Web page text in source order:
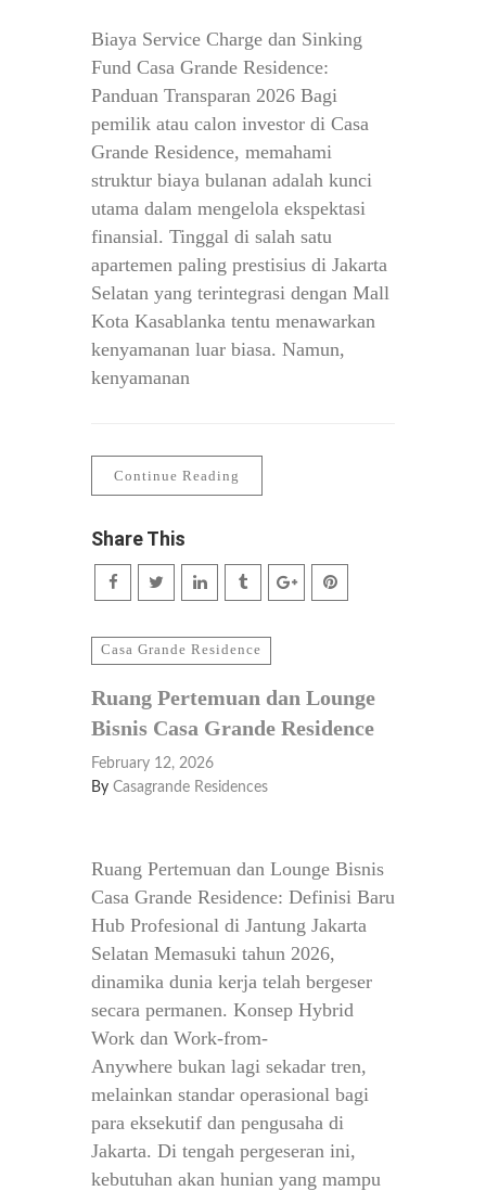
Biaya Service Charge dan Sinking
Fund Casa Grande Residence:
Panduan Transparan 2026 Bagi
pemilik atau calon investor di Casa
Grande Residence, memahami
struktur biaya bulanan adalah kunci
utama dalam mengelola ekspektasi
finansial. Tinggal di salah satu
apartemen paling prestisius di Jakarta
Selatan yang terintegrasi dengan Mall
Kota Kasablanka tentu menawarkan
kenyamanan luar biasa. Namun,
kenyamanan
Continue Reading
Share This
Casa Grande Residence
Ruang Pertemuan dan Lounge
Bisnis Casa Grande Residence
February 12, 2026
By Casagrande Residences
Ruang Pertemuan dan Lounge Bisnis
Casa Grande Residence: Definisi Baru
Hub Profesional di Jantung Jakarta
Selatan Memasuki tahun 2026,
dinamika dunia kerja telah bergeser
secara permanen. Konsep Hybrid
Work dan Work-from-
Anywhere bukan lagi sekadar tren,
melainkan standar operasional bagi
para eksekutif dan pengusaha di
Jakarta. Di tengah pergeseran ini,
kebutuhan akan hunian yang mampu